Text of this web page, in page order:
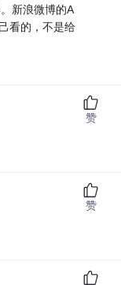
新浪微博的A
看的，不是给
赞
赞